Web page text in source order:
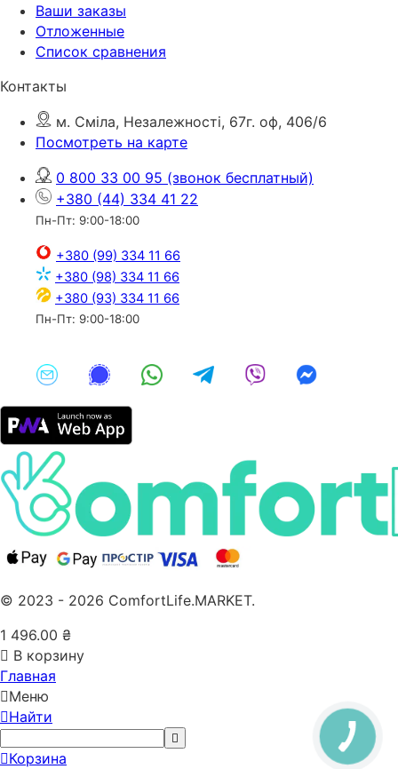
Ваши заказы
Отложенные
Список сравнения
Контакты
м. Сміла, Незалежності, 67г. оф, 406/6
Посмотреть на карте
0 800 33 00 95 (звонок бесплатный)
+380 (44) 334 41 22
Пн-Пт: 9:00-18:00
+380 (99) 334 11 66
+380 (98) 334 11 66
+380 (93) 334 11 66
Пн-Пт: 9:00-18:00
© 2023 - 2026 ComfortLife.MARKET.
1 496.00 ₴
В корзину
Главная
Меню
Найти
Корзина